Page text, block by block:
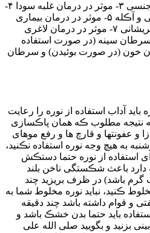
۱- تقویت بدن ۲- تقویت قوای جنسی ۳- موثر در درمان غلبه سودا ۴-
پیشگیری از جنون، خوره، پیسی و آڪله ۵- موثر در درمان بیماری
های پوستی ۶- رفع دلگیری و پریشانی ۷- موثر در درمان لاغری
از سرطان سینه (در صورت استفاده
خون (در صورت بوئیدن) و سرطان
باید آداب استفاده از نوره را رعایت
نتیجه مطلوب ڪه همان پاڪسازی
و عفونتها و قارچ ها و رفع موهای
به هیچ وجه نوره استفاده نڪنید،
استفاده از نوره حتما دستڪش
باعث شڪستگی ناخن بلند
باشد) در ظرف بریزید چند
ڪنید، نباید نوره مخلوط شما به
و قوام داشته باشد چند دقیقه
باید حتما بدن خشڪ باشد و
بزنید و بگویید صلی الله علی